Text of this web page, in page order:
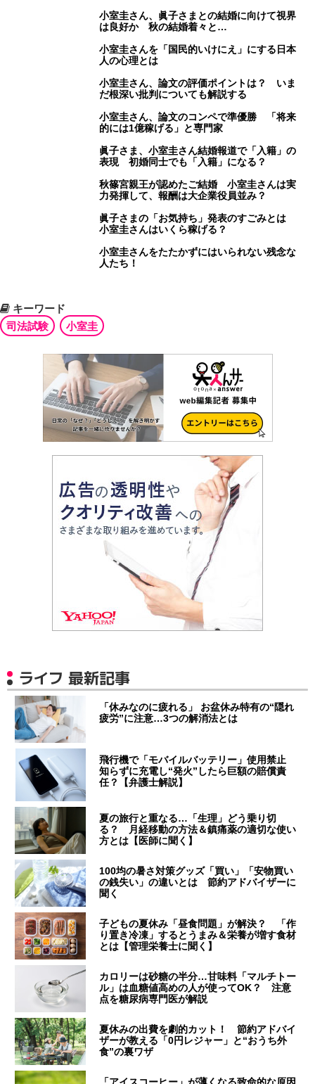
小室圭さん、眞子さまとの結婚に向けて視界
は良好か 秋の結婚着々と…
小室圭さんを「国民的いけにえ」にする日本
人の心理とは
小室圭さん、論文の評価ポイントは？ いま
だ根深い批判についても解説する
小室圭さん、論文のコンペで準優勝 「将来
的には1億稼げる」と専門家
眞子さま、小室圭さん結婚報道で「入籍」の
表現 初婚同士でも「入籍」になる？
秋篠宮親王が認めたご結婚 小室圭さんは実
力発揮して、報酬は大企業役員並み？
眞子さまの「お気持ち」発表のすごみとは
小室圭さんはいくら稼げる？
小室圭さんをたたかずにはいられない残念な
人たち！
キーワード
司法試験
小室圭
ライフ 最新記事
「休みなのに疲れる」 お盆休み特有の“隠れ
疲労”に注意…3つの解消法とは
飛行機で「モバイルバッテリー」使用禁止
知らずに充電し“発火”したら巨額の賠償責
任？【弁護士解説】
夏の旅行と重なる…「生理」どう乗り切
る？ 月経移動の方法＆鎮痛薬の適切な使い
方とは【医師に聞く】
100均の暑さ対策グッズ「買い」「安物買い
の銭失い」の違いとは 節約アドバイザーに
聞く
子どもの夏休み「昼食問題」が解決？ 「作
り置き冷凍」するとうまみ＆栄養が増す食材
とは【管理栄養士に聞く】
カロリーは砂糖の半分…甘味料「マルチトー
ル」は血糖値高めの人が使ってOK？ 注意
点を糖尿病専門医が解説
夏休みの出費を劇的カット！ 節約アドバイ
ザーが教える「0円レジャー」と“おうち外
食”の裏ワザ